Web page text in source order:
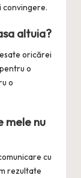
convingere.
altuia?
oricărei
o
o
mele nu
cu
rezultate